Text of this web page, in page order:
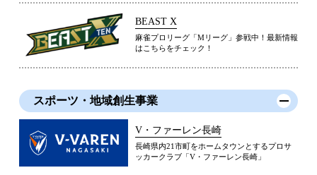
BEAST X
麻雀プロリーグ「Mリーグ」参戦中！最新情報
はこちらをチェック！
スポーツ・地域創生事業
V・ファーレン長崎
長崎県内21市町をホームタウンとするプロサ
ッカークラブ「V・ファーレン長崎」